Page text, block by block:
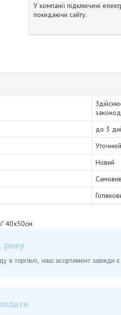
У компанії підключені
покидаючи сайту.
до 3
Новий
40х50см
року
в торгівлі, наш асортимент завжди